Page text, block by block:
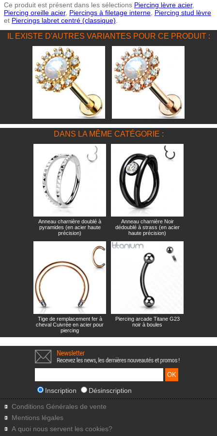
Ce produit est présent dans les sélections Piercing lèvre acier,
Piercing oreille acier, Piercings à filetage interne, Piercing stud lèvre
et Piercings labret centré (classique).
IL EXISTE D'AUTRES VARIANTES POUR CE PRODUIT :
DANS LA MÊME CATÉGORIE :
Anneau charnière doublé à
pyramides (en acier haute
précision)
Anneau charnière Noir
dédoublé à strass (en acier
haute précision)
Tige de remplacement fer à
cheval Cuivrée en acier pour
piercing
Piercing arcade Titane G23
noir à boules
Inscription Désinscription
Conditions Générales de vente
Mentions légales
A quoi nous servent les cookies?